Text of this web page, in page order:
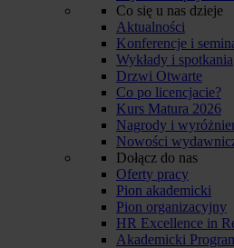
Co się u nas dzieje
Aktualności
Konferencje i
Wykłady i spotkania
Drzwi Otwarte
Co po licencjacie?
Kurs Matura 2026
Nagrody i
Nowości
Dołącz do nas
Oferty pracy
Pion akademicki
Pion organizacyjny
HR Excellence in
Akademicki